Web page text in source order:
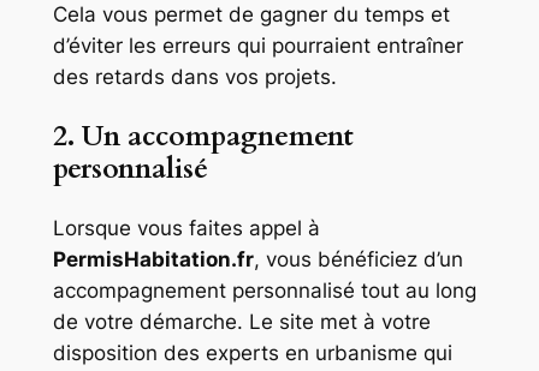
Cela vous permet de gagner du temps et
d’éviter les erreurs qui pourraient entraîner
des retards dans vos projets.
2. Un accompagnement
personnalisé
Lorsque vous faites appel à
PermisHabitation.fr, vous bénéficiez d’un
accompagnement personnalisé tout au long
de votre démarche. Le site met à votre
disposition des experts en urbanisme qui